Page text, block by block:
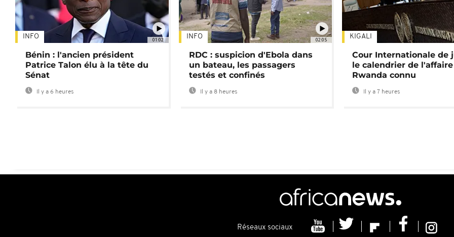
01:02
INFO
Bénin : l'ancien président
Patrice Talon élu à la tête du
Sénat
Il y a 6 heures
02:05
INFO
RDC : suspicion d'Ebola dans
un bateau, les passagers
testés et confinés
Il y a 8 heures
KIGALI
Cour Internationale de
le calendrier de l'affaire
Rwanda connu
Il y a 7 heures
Réseaux sociaux